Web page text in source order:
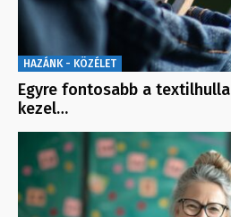
HAZÁNK - KÖZÉLET
Egyre fontosabb a
kezel…